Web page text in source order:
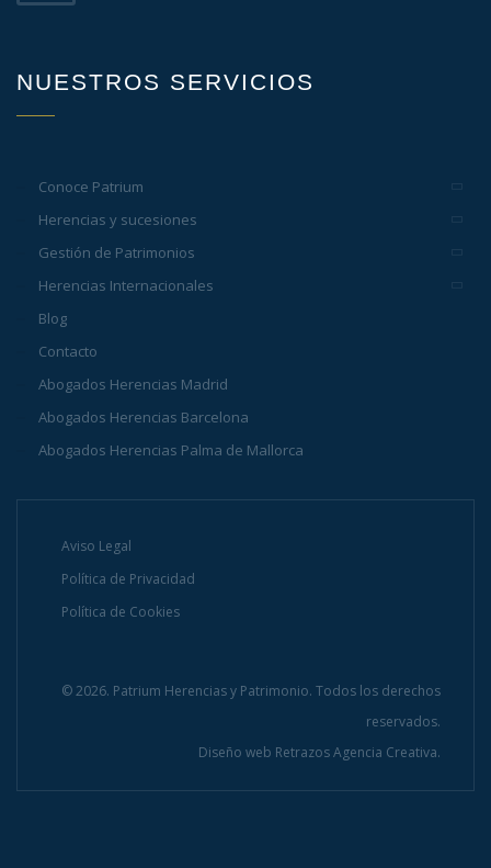
NUESTROS SERVICIOS
Conoce Patrium
Herencias y sucesiones
Gestión de Patrimonios
Herencias Internacionales
Blog
Contacto
Abogados Herencias Madrid
Abogados Herencias Barcelona
Abogados Herencias Palma de Mallorca
Aviso Legal
Política de Privacidad
Política de Cookies
© 2026. Patrium Herencias y Patrimonio. Todos los derechos
reservados.
Diseño web Retrazos Agencia Creativa.